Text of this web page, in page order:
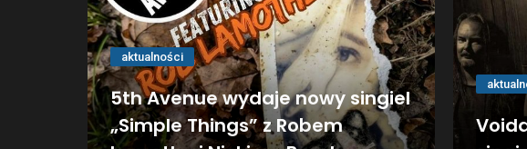
aktualności
5th Avenue wydaje nowy singiel
„Simple Things” z Robem